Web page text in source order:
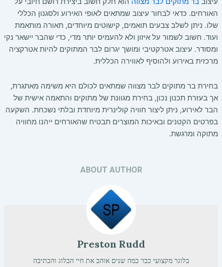
האורחים. כדאי לבחור עיצוב שמתאים לאופי האירוע ולסגנון הכללי
שלו. ניתן לשלב צבעים תואמים, קישוטים מיוחדים, תאורה מותאמת
ועוד. חשוב לשמור על איזון ולא להעמיס יותר מדי, כדי שהבר יישאר נקי
ומסודר. עיצוב אטרקטיבי ומושך יגרום לבר המתוקים להיות אטרקציה
מרכזית באירוע ולהוסיף לאווירה הכללית.
בחירת בר מתוקים לבר מצווה שמתאים לכולם היא משימה מאתגרת,
אך בעזרת תכנון נכון, בחירת מגוונת של מתוקים והתאמה אישית של
הבר לאירוע, ניתן ליצור חוויה קולינרית מיוחדת ובלתי נשכחת. השקעה
בפרטים הקטנים ובאיכות המוצרים תבטיח שהאורחים ייהנו מחוויה
מתוקה ומרגשת.
ABOUT AUTHOR
Preston Rudd
בלוגר מקצועי כבר כמה שנים אוהב את חיי הבלוג והכתיבה